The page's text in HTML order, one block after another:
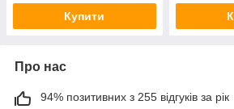
Купити
Про нас
94% позитивних з 255 відгуків за рік